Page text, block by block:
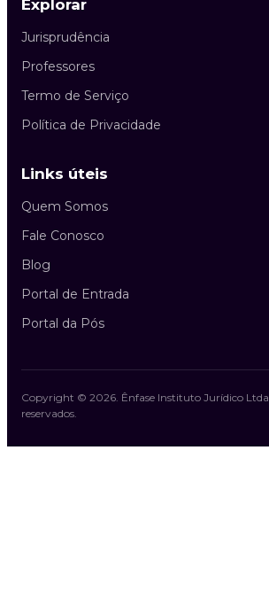
Explorar
Jurisprudência
Professores
Termo de Serviço
Política de Privacidade
Links úteis
Quem Somos
Fale Conosco
Blog
Portal de Entrada
Portal da Pós
Copyright © 2026 Ênfase Instituto Jurídico Ltda
reservados.